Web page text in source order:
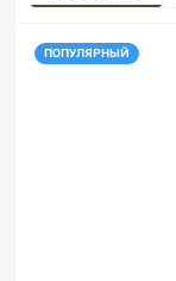
ПОПУЛЯРНЫЙ